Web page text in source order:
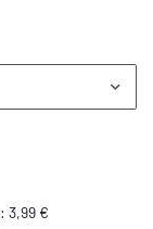
: 3,99 €